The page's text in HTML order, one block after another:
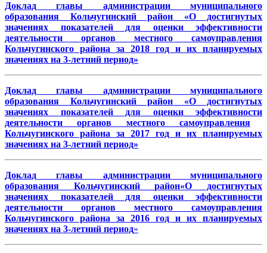
Доклад главы администрации муниципального
образования Кольчугинский район «О достигнутых
значениях показателей для оценки эффективности
деятельности органов местного самоуправления
Кольчугинского района за 2018 год и их планируемых
значениях на 3-летний период»
Доклад главы администрации муниципального
образования Кольчугинский район «О достигнутых
значениях показателей для оценкиэффективности
деятельности органов местного самоуправления
Кольчугинского района за 2017 год и их планируемых
значениях на 3-летний период»
Доклад главы администрации муниципального
образования Кольчугинский район«О достигнутых
значениях показателей для оценки эффективности
деятельности органов местного самоуправления
Кольчугинского района за 2016 год и их планируемых
значениях на 3-летний период»